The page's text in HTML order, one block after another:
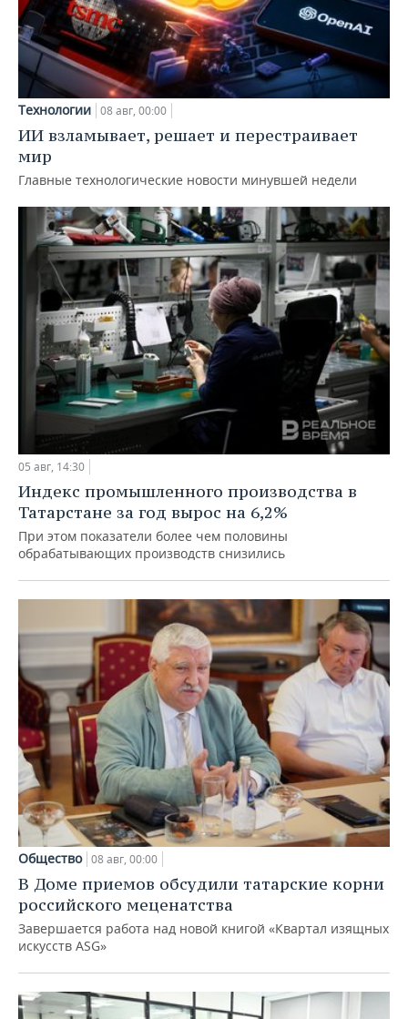
Технологии 08 авг, 00:00
ИИ взламывает, решает и перестраивает
мир
Главные технологические новости минувшей недели
05 авг, 14:30
Индекс промышленного производства в
Татарстане за год вырос на 6,2%
При этом показатели более чем половины
обрабатывающих производств снизились
Общество 08 авг, 00:00
В Доме приемов обсудили татарские корни
российского меценатства
Завершается работа над новой книгой «Квартал изящных
искусств ASG»